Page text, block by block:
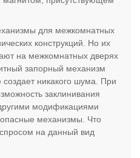
для межкомнатных
конструкций. Но их
на межкомнатных дверях
запорный механизм
создает никакого шума. При
заклинивания
модификациями
механизмы. Что
на данный вид